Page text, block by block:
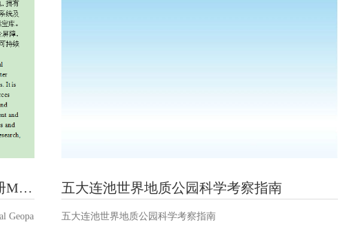
五大连池世界地质公园自然资源保护手册Manual on Natural Resources Protection of Wudalianchi Global Geopark
Geopa
五大连池世界地质公园科学考察指南
五大连池世界地质公园科学考察指南